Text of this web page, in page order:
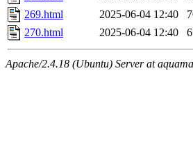
269.html
2025-06-04 12:40
270.html
2025-06-04 12:40
Apache/2.4.18 (Ubuntu) Server at